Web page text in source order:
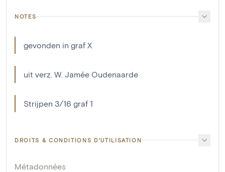
NOTES
gevonden in graf X
uit verz. W. Jamée Oudenaarde
Strijpen 3/16 graf 1
DROITS & CONDITIONS D'UTILISATION
Métadonnées